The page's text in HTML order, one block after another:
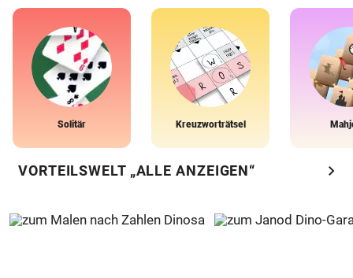
Solitär Kreuzworträtsel
VORTEILSWELT „ALLE ANZEIGEN“ chevron_right